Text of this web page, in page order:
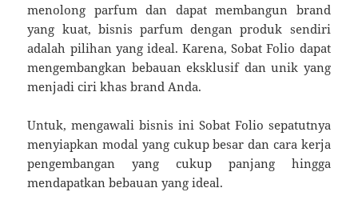
menolong parfum dan dapat membangun brand
yang kuat, bisnis parfum dengan produk sendiri
adalah pilihan yang ideal. Karena, Sobat Folio dapat
mengembangkan bebauan eksklusif dan unik yang
menjadi ciri khas brand Anda.
Untuk, mengawali bisnis ini Sobat Folio sepatutnya
menyiapkan modal yang cukup besar dan cara kerja
pengembangan yang cukup panjang hingga
mendapatkan bebauan yang ideal.